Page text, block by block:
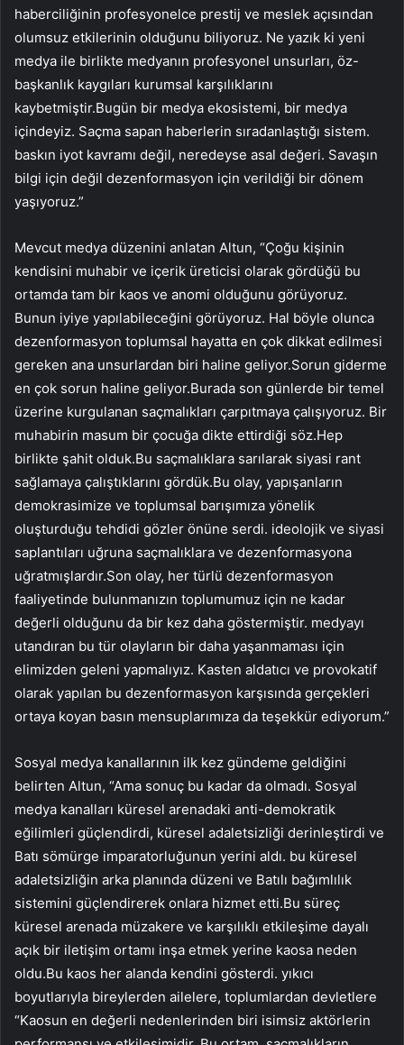
haberciliğinin profesyonelce prestij ve meslek açısından
olumsuz etkilerinin olduğunu biliyoruz. Ne yazık ki yeni
medya ile birlikte medyanın profesyonel unsurları, öz-
başkanlık kaygıları kurumsal karşılıklarını
kaybetmiştir.Bugün bir medya ekosistemi, bir medya
içindeyiz. Saçma sapan haberlerin sıradanlaştığı sistem.
baskın iyot kavramı değil, neredeyse asal değeri. Savaşın
bilgi için değil dezenformasyon için verildiği bir dönem
yaşıyoruz.”
Mevcut medya düzenini anlatan Altun, “Çoğu kişinin
kendisini muhabir ve içerik üreticisi olarak gördüğü bu
ortamda tam bir kaos ve anomi olduğunu görüyoruz.
Bunun iyiye yapılabileceğini görüyoruz. Hal böyle olunca
dezenformasyon toplumsal hayatta en çok dikkat edilmesi
gereken ana unsurlardan biri haline geliyor.Sorun giderme
en çok sorun haline geliyor.Burada son günlerde bir temel
üzerine kurgulanan saçmalıkları çarpıtmaya çalışıyoruz. Bir
muhabirin masum bir çocuğa dikte ettirdiği söz.Hep
birlikte şahit olduk.Bu saçmalıklara sarılarak siyasi rant
sağlamaya çalıştıklarını gördük.Bu olay, yapışanların
demokrasimize ve toplumsal barışımıza yönelik
oluşturduğu tehdidi gözler önüne serdi. ideolojik ve siyasi
saplantıları uğruna saçmalıklara ve dezenformasyona
uğratmışlardır.Son olay, her türlü dezenformasyon
faaliyetinde bulunmanızın toplumumuz için ne kadar
değerli olduğunu da bir kez daha göstermiştir. medyayı
utandıran bu tür olayların bir daha yaşanmaması için
elimizden geleni yapmalıyız. Kasten aldatıcı ve provokatif
olarak yapılan bu dezenformasyon karşısında gerçekleri
ortaya koyan basın mensuplarımıza da teşekkür ediyorum.”
Sosyal medya kanallarının ilk kez gündeme geldiğini
belirten Altun, “Ama sonuç bu kadar da olmadı. Sosyal
medya kanalları küresel arenadaki anti-demokratik
eğilimleri güçlendirdi, küresel adaletsizliği derinleştirdi ve
Batı sömürge imparatorluğunun yerini aldı. bu küresel
adaletsizliğin arka planında düzeni ve Batılı bağımlılık
sistemini güçlendirerek onlara hizmet etti.Bu süreç
küresel arenada müzakere ve karşılıklı etkileşime dayalı
açık bir iletişim ortamı inşa etmek yerine kaosa neden
oldu.Bu kaos her alanda kendini gösterdi. yıkıcı
boyutlarıyla bireylerden ailelere, toplumlardan devletlere
“Kaosun en değerli nedenlerinden biri isimsiz aktörlerin